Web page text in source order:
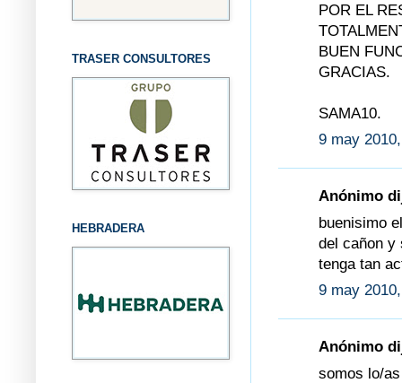
POR EL
BUEN
GRACIAS.
SAMA10.
9 may
Anónimo
buenisimo
del cañon y
tenga tan
9 may
Anónimo
somos lo/
TRASER CONSULTORES
HEBRADERA